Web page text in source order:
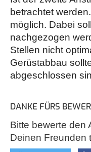
betrachtet
möglich. Dabei
nachgezogen
Stellen nicht
Gerüstabbau
abgeschlossen
DANKE FÜRS
Bitte bewerte den
Deinen Freunden